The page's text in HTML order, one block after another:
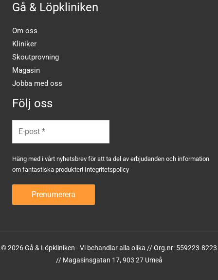
Gå & Löpkliniken
Om oss
Kliniker
Skoutprovning
Magasin
Jobba med oss
Följ oss
Häng med i vårt nyhetsbrev för att ta del av erbjudanden och information
om fantastiska produkter! Integritetspolicy
© 2026 Gå & Löpkliniken - Vi behandlar alla olika // Org.nr: 559223-8223
// Magasinsgatan 17, 903 27 Umeå